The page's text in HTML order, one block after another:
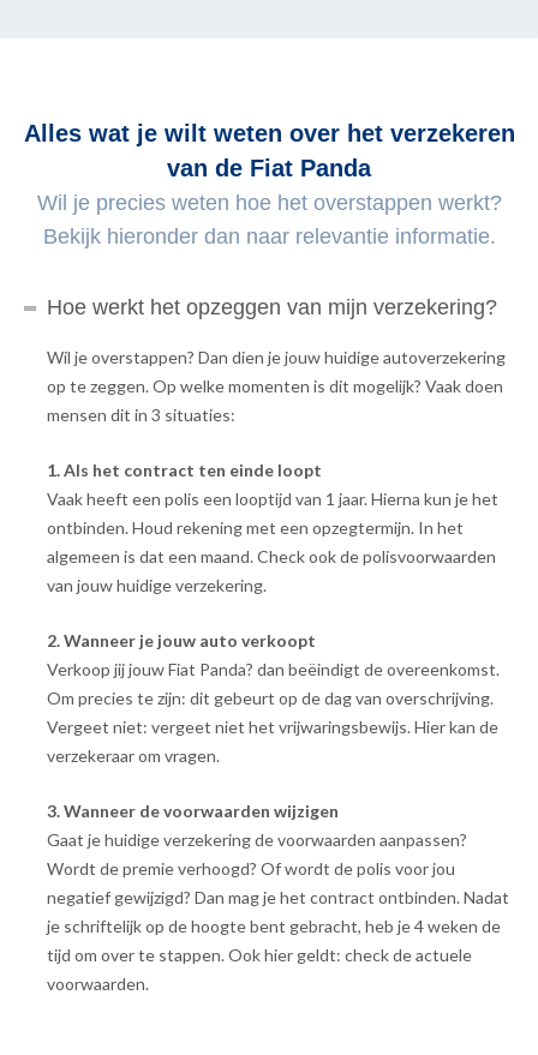
Alles wat je wilt weten over het verzekeren
van de Fiat Panda
Wil je precies weten hoe het overstappen werkt?
Bekijk hieronder dan naar relevantie informatie.
Hoe werkt het opzeggen van mijn verzekering?
Wil je overstappen? Dan dien je jouw huidige autoverzekering
op te zeggen. Op welke momenten is dit mogelijk? Vaak doen
mensen dit in 3 situaties:
1. Als het contract ten einde loopt
Vaak heeft een polis een looptijd van 1 jaar. Hierna kun je het
ontbinden. Houd rekening met een opzegtermijn. In het
algemeen is dat een maand. Check ook de polisvoorwaarden
van jouw huidige verzekering.
2. Wanneer je jouw auto verkoopt
Verkoop jij jouw Fiat Panda? dan beëindigt de overeenkomst.
Om precies te zijn: dit gebeurt op de dag van overschrijving.
Vergeet niet: vergeet niet het vrijwaringsbewijs. Hier kan de
verzekeraar om vragen.
3. Wanneer de voorwaarden wijzigen
Gaat je huidige verzekering de voorwaarden aanpassen?
Wordt de premie verhoogd? Of wordt de polis voor jou
negatief gewijzigd? Dan mag je het contract ontbinden. Nadat
je schriftelijk op de hoogte bent gebracht, heb je 4 weken de
tijd om over te stappen. Ook hier geldt: check de actuele
voorwaarden.